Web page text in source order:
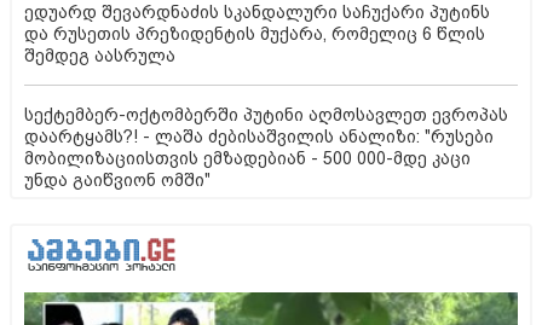
ედუარდ შევარდნაძის სკანდალური საჩუქარი პუტინს
და რუსეთის პრეზიდენტის მუქარა, რომელიც 6 წლის
შემდეგ აასრულა
სექტემბერ-ოქტომბერში პუტინი აღმოსავლეთ ევროპას
დაარტყამს?! - ლაშა ძებისაშვილის ანალიზი: "რუსები
მობი­ლიზაციისთვის ემზადებიან - 500 000-მდე კაცი
უნდა გაიწვიონ ომში"